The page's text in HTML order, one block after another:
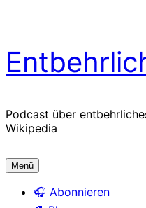
Zum
Inhalt
springen
Podcast über
Wikipedia
Menü
🎧 Abonnieren